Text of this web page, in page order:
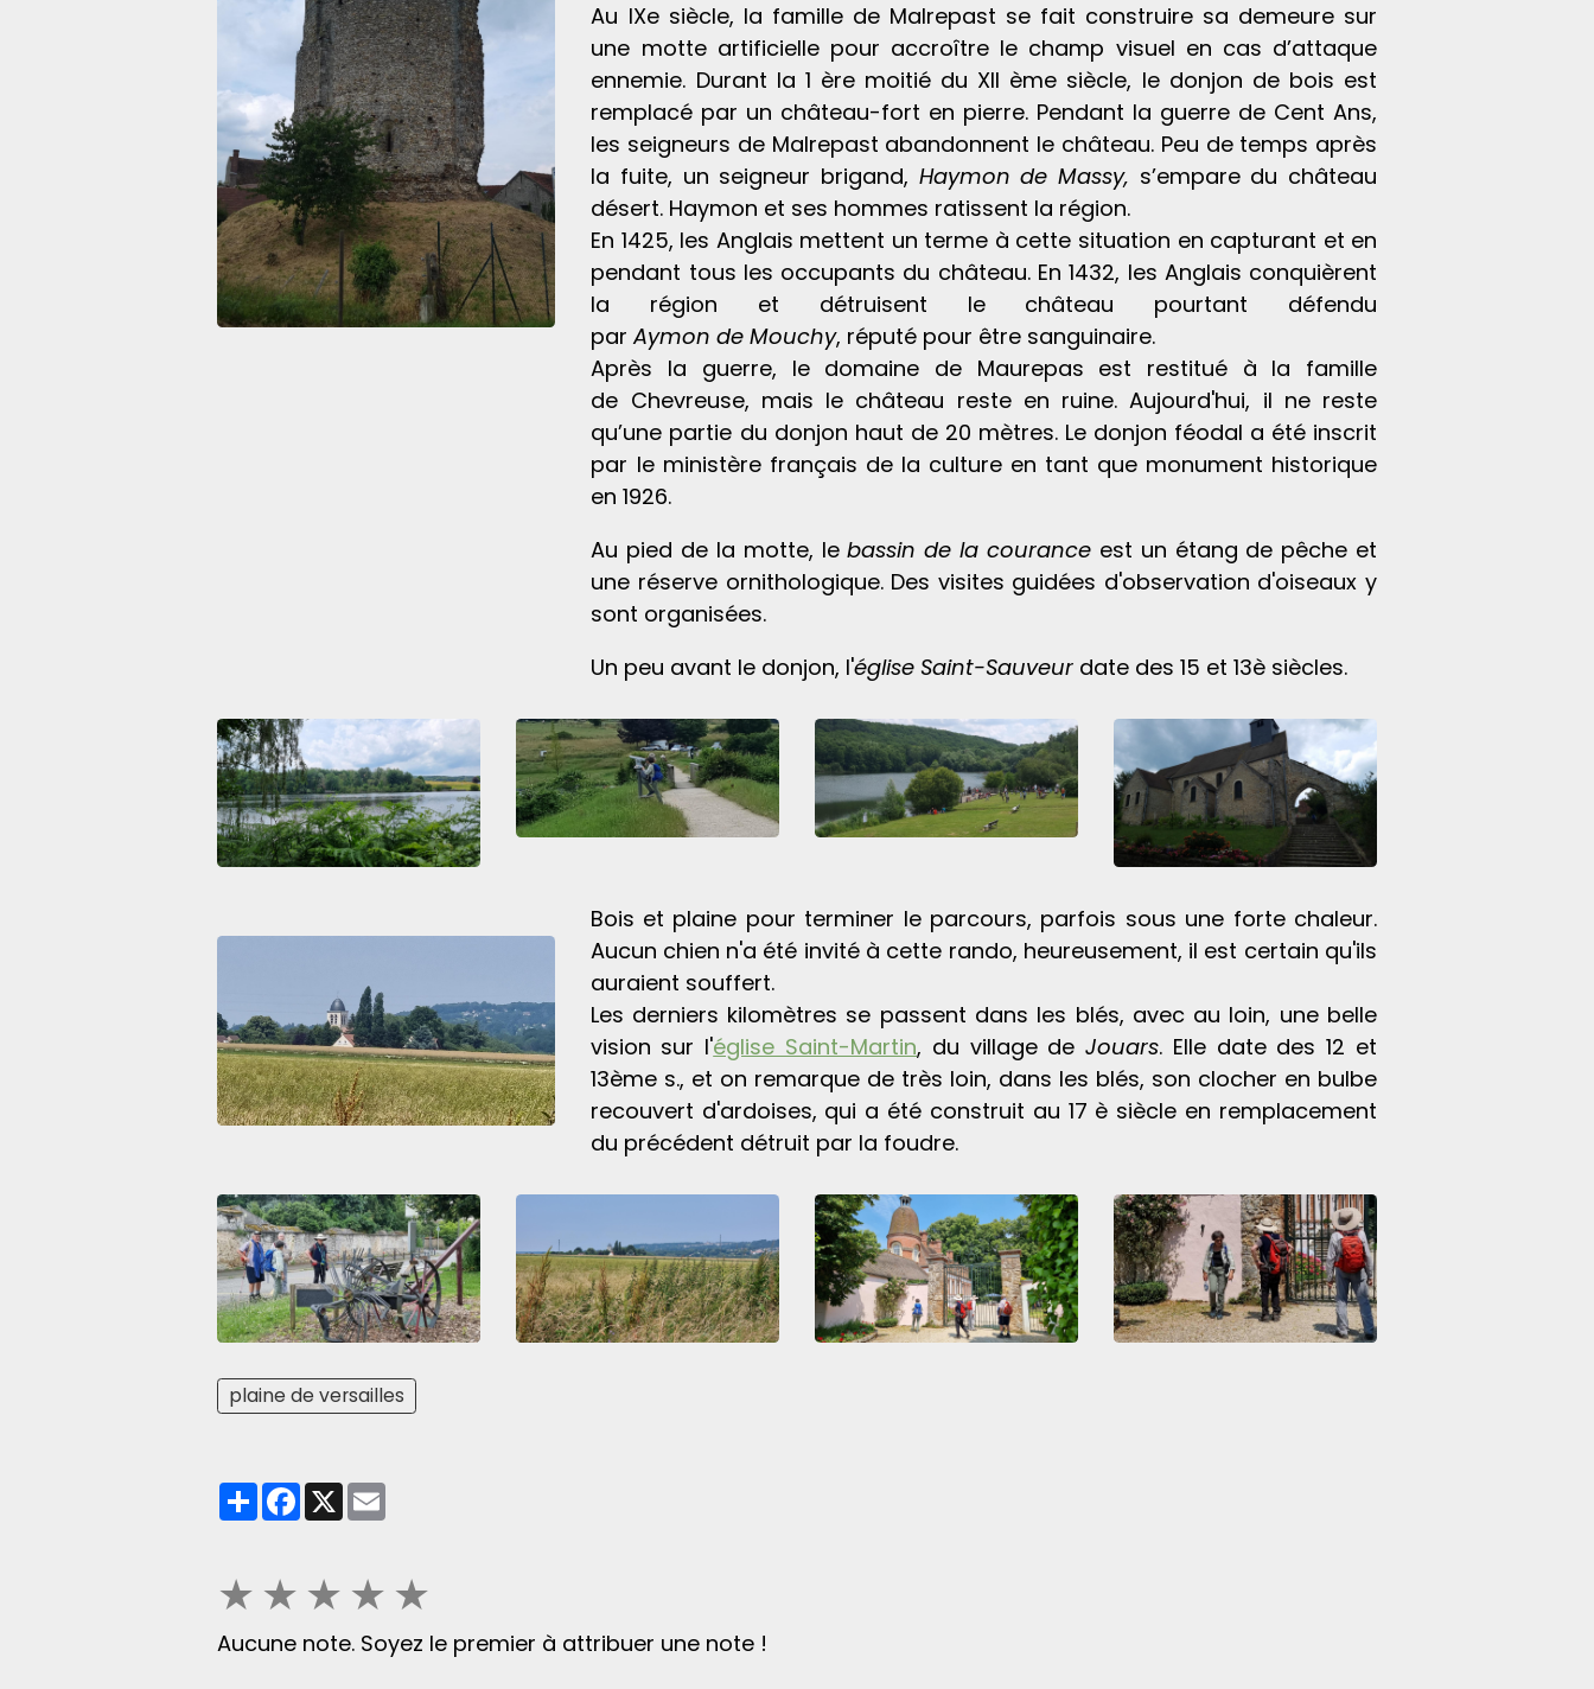
Au IXe siècle, la famille de Malrepast se fait construire sa demeure sur
une motte artificielle pour accroître le champ visuel en cas d’attaque
ennemie. Durant la 1 ère moitié du XII ème siècle, le donjon de bois est
remplacé par un château-fort en pierre. Pendant la guerre de Cent Ans,
les seigneurs de Malrepast abandonnent le château. Peu de temps après
la fuite, un seigneur brigand, Haymon de Massy, s’empare du château
désert. Haymon et ses hommes ratissent la région.
En 1425, les Anglais mettent un terme à cette situation en capturant et en
pendant tous les occupants du château. En 1432, les Anglais conquièrent
la région et détruisent le château pourtant défendu
parAymon de Mouchy, réputé pour être sanguinaire.
Après la guerre, le domaine de Maurepas est restitué à la famille
de Chevreuse, mais le château reste en ruine. Aujourd'hui, il ne reste
qu’une partie du donjon haut de 20 mètres. Le donjon féodal a été inscrit
par le ministère français de la culture en tant que monument historique
en 1926.
Au pied de la motte, lebassin de la courance est un étang de pêche et
une réserve ornithologique. Des visites guidées d'observation d'oiseaux y
sont organisées.
Un peu avant le donjon, l'église Saint-Sauveur date des 15 et 13è siècles.
Bois et plaine pour terminer le parcours, parfois sous une forte chaleur.
Aucun chien n'a été invité à cette rando, heureusement, il est certain qu'ils
auraient souffert.
Les derniers kilomètres se passent dans les blés, avec au loin, une belle
vision sur l'église Saint-Martin, du village deJouars. Elle date des 12 et
13ème s., et on remarque de très loin, dans les blés, son clocher en bulbe
recouvert d'ardoises, qui a été construit au 17 è siècle en remplacement
du précédent détruit par la foudre.
plaine de versailles
Partager
Facebook
X
★★★★★
Aucune note. Soyez le premier à attribuer une note !